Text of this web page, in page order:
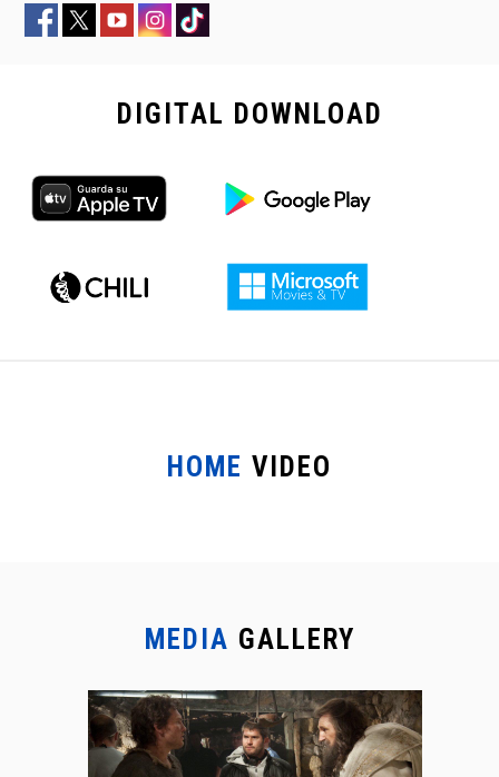
DIGITAL DOWNLOAD
HOME VIDEO
MEDIA GALLERY